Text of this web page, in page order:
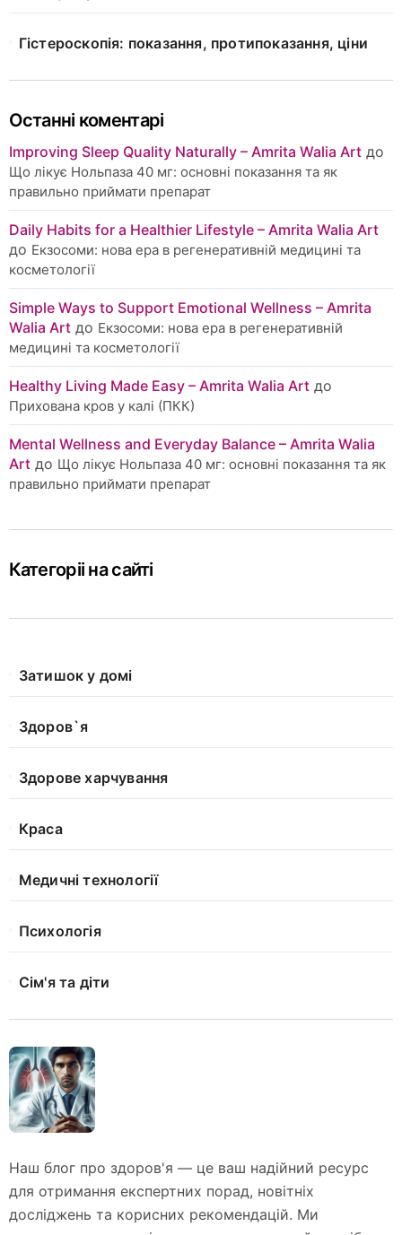
Гістероскопія: показання, протипоказання, ціни
Останні коментарі
Improving Sleep Quality Naturally – Amrita Walia Artдо
Що лікує Нольпаза 40 мг: основні показання та як
правильно приймати препарат
Daily Habits for a Healthier Lifestyle – Amrita Walia Art
до Екзосоми: нова ера в регенеративній медицині та
косметології
Simple Ways to Support Emotional Wellness – Amrita
Walia Artдо Екзосоми: нова ера в регенеративній
медицині та косметології
Healthy Living Made Easy – Amrita Walia Artдо
Прихована кров у калі (ПКК)
Mental Wellness and Everyday Balance – Amrita Walia
Artдо Що лікує Нольпаза 40 мг: основні показання та як
правильно приймати препарат
Категоріі на сайті
Затишок у домі
Здоров`я
Здорове харчування
Краса
Медичні технології
Психологія
Сім'я та діти
Наш блог про здоров'я — це ваш надійний ресурс
для отримання експертних порад, новітніх
досліджень та корисних рекомендацій. Ми